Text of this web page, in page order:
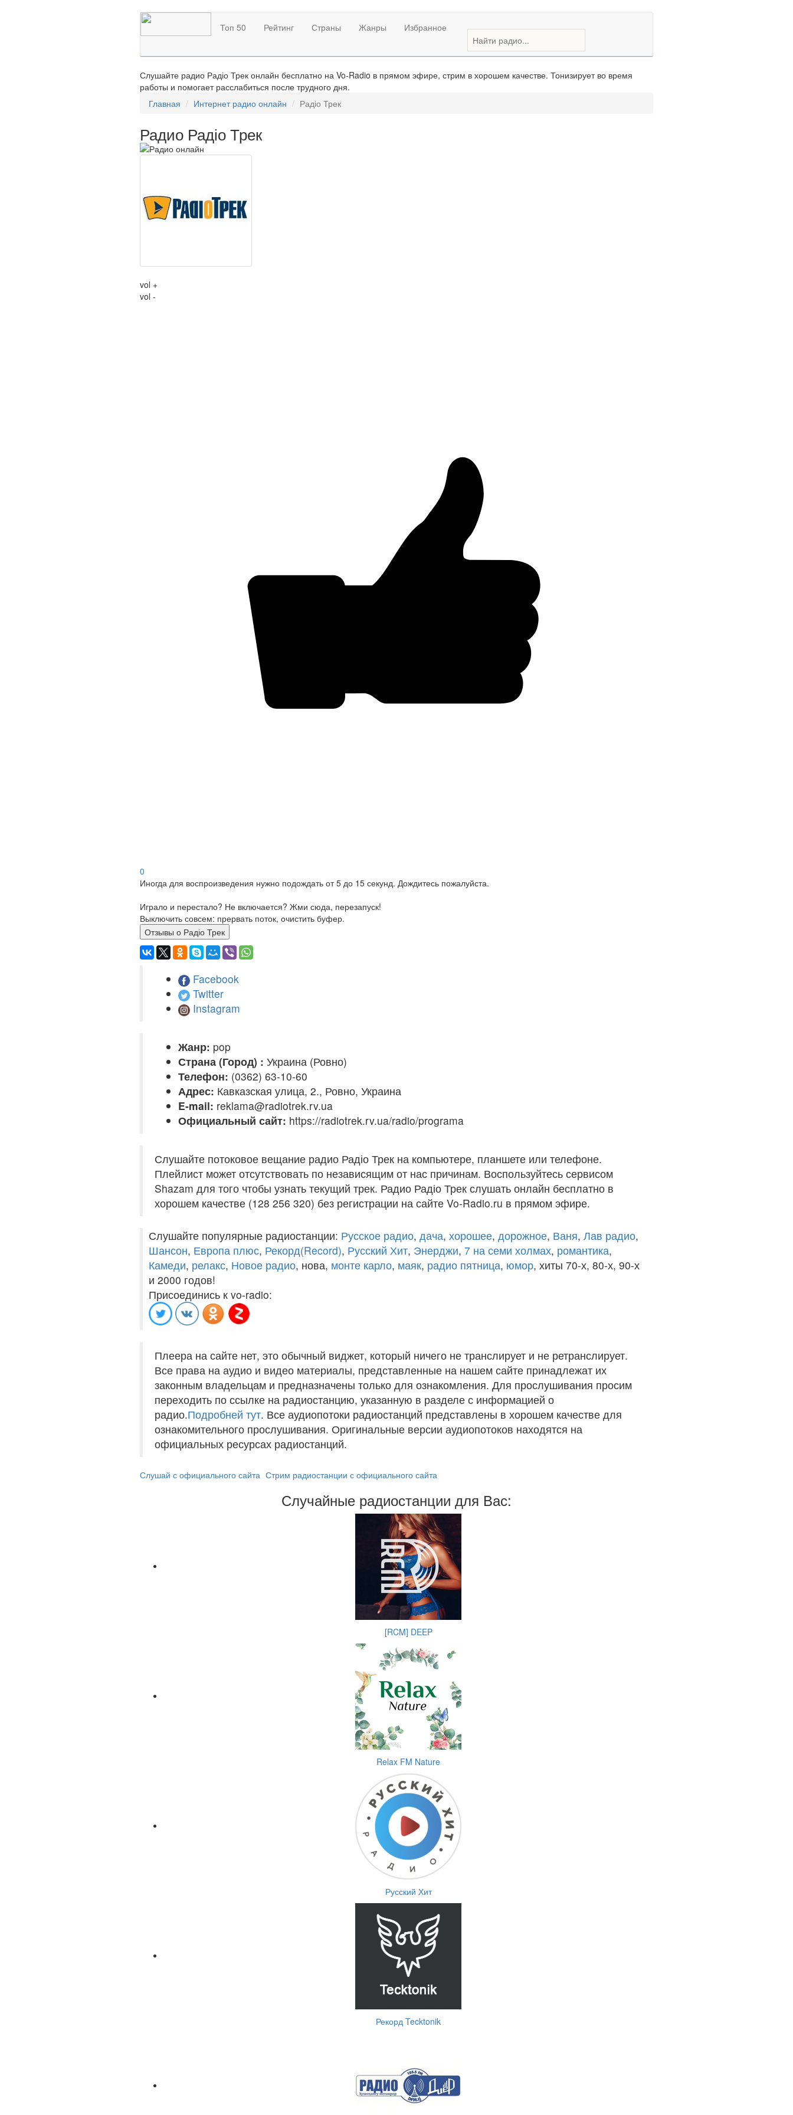
Топ 50 Рейтинг Страны Жанры Избранное
Слушайте радио Радіо Трек онлайн бесплатно на Vo-Radio в прямом эфире, стрим в хорошем качестве. Тонизирует во время
работы и помогает расслабиться после трудного дня.
Главная
Интернет радио онлайн Радіо Трек
Радио Радіо Трек
vol +
vol -
0
Иногда для воспроизведения нужно подождать от 5 до 15 секунд. Дождитесь пожалуйста.
Играло и перестало? Не включается? Жми сюда, перезапуск!
Выключить совсем: прервать поток, очистить буфер.
Отзывы о Радіо Трек
Facebook
Twitter
Instagram
Жанр: pop
Страна (Город) : Украина (Ровно)
Телефон: (0362) 63-10-60
Адрес: Кавказская улица, 2., Ровно, Украина
E-mail: reklama@radiotrek.rv.ua
Официальный сайт: https://radiotrek.rv.ua/radio/programa
Слушайте потоковое вещание радио Радіо Трек на компьютере, планшете или телефоне.
Плейлист может отсутствовать по независящим от нас причинам. Воспользуйтесь сервисом
Shazam для того чтобы узнать текущий трек. Радио Радіо Трек слушать онлайн бесплатно в
хорошем качестве (128 256 320) без регистрации на сайте Vo-Radio.ru в прямом эфире.
Слушайте популярные радиостанции: Русское радио, дача, хорошее, дорожное, Ваня, Лав радио,
Шансон, Европа плюс, Рекорд(Record), Русский Хит, Энерджи, 7 на семи холмах, романтика,
Камеди, релакс, Новое радио, нова, монте карло, маяк, радио пятница, юмор, хиты 70-х, 80-х, 90-х
и 2000 годов!
Присоединись к vo-radio:
Плеера на сайте нет, это обычный виджет, который ничего не транслирует и не ретранслирует.
Все права на аудио и видео материалы, представленные на нашем сайте принадлежат их
законным владельцам и предназначены только для ознакомления. Для прослушивания просим
переходить по ссылке на радиостанцию, указанную в разделе с информацией о
радио.Подробней тут. Все аудиопотоки радиостанций представлены в хорошем качестве для
ознакомительного прослушивания. Оригинальные версии аудиопотоков находятся на
официальных ресурсах радиостанций.
Слушай с официального сайта Стрим радиостанции с официального сайта
Случайные радиостанции для Вас:
[RCM] DEEP
Relax FM Nature
Русский Хит
Рекорд Tecktonik